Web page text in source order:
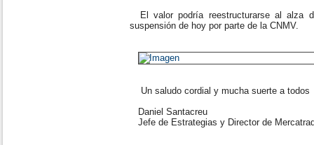
El valor podría reestructurarse al alza
suspensión de hoy por parte de la CNMV.
Un saludo cordial y mucha suerte a todos
Daniel Santacreu
Jefe de Estrategias y Director de